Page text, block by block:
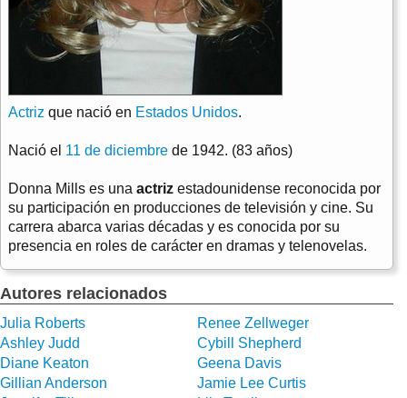
Actriz que nació en Estados Unidos.
Nació el 11 de diciembre de 1942. (83 años)
Donna Mills es una actriz estadounidense reconocida por
su participación en producciones de televisión y cine. Su
carrera abarca varias décadas y es conocida por su
presencia en roles de carácter en dramas y telenovelas.
Autores relacionados
Julia Roberts
Renee Zellweger
Ashley Judd
Cybill Shepherd
Diane Keaton
Geena Davis
Gillian Anderson
Jamie Lee Curtis